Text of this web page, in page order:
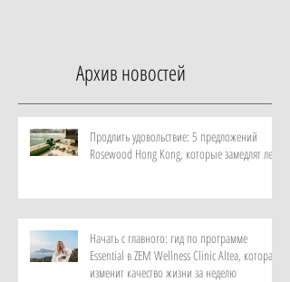
Архив новостей
Продлить удовольствие: 5 предложений
Rosewood Hong Kong, которые замедлят лето
Начать с главного: гид по программе
Essential в ZEM Wellness Clinic Altea, которая
изменит качество жизни за неделю